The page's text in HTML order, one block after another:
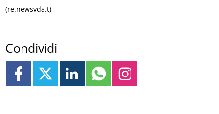
(re.newsvda.t)
Condividi